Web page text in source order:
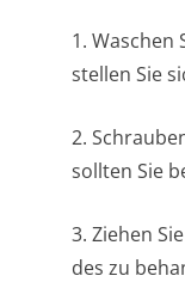
1. Waschen
stellen Sie
2.
sollten Sie
3. Ziehen
des zu